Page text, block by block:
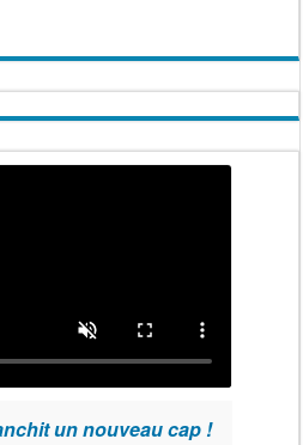
un nouveau cap !